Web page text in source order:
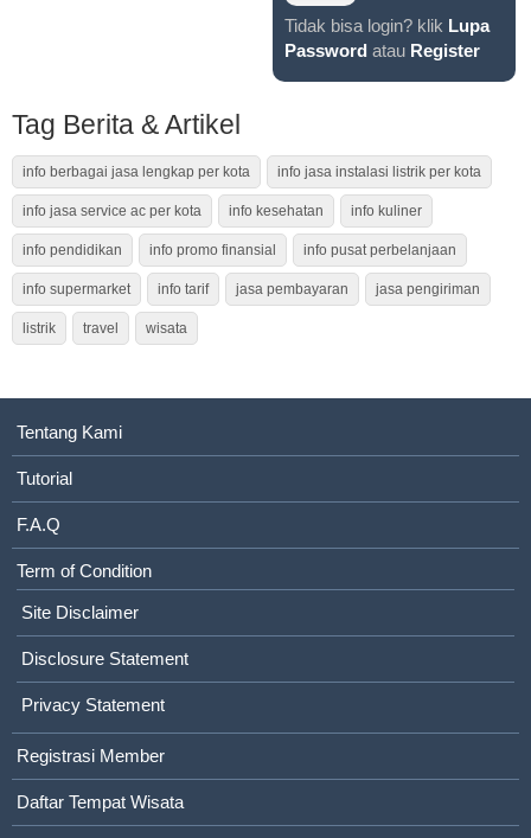
Tidak bisa login? klik Lupa
Password atau Register
Tag Berita & Artikel
info berbagai jasa lengkap per kota info jasa instalasi listrik per kota
info jasa service ac per kota info kesehatan info kuliner
info pendidikan info promo finansial info pusat perbelanjaan
info supermarket info tarif jasa pembayaran jasa pengiriman
listrik travel wisata
Tentang Kami
Tutorial
F.A.Q
Term of Condition
Site Disclaimer
Disclosure Statement
Privacy Statement
Registrasi Member
Daftar Tempat Wisata